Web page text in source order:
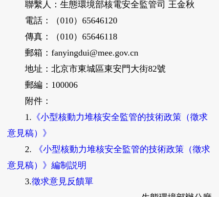
聯繫人：生態環境部核電安全監管司 王金秋
電話：（010）65646120
傳真：（010）65646118
郵箱：fanyingdui@mee.gov.cn
地址：北京市東城區東安門大街82號
郵編：100006
附件：
1. 《小型核動力堆核安全監管的技術政策（徵求
意見稿）》
2.
《小型核動力堆核安全監管的技術政策（徵求
意見稿）》編制説明
3.徵求意見反饋單